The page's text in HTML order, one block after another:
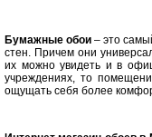
Бумажные обои – это
стен. Причем они
их можно увидеть и в
учреждениях, то
ощущать себя более